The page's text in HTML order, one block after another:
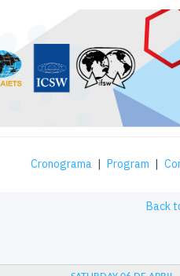
Cronograma | Program |
Back